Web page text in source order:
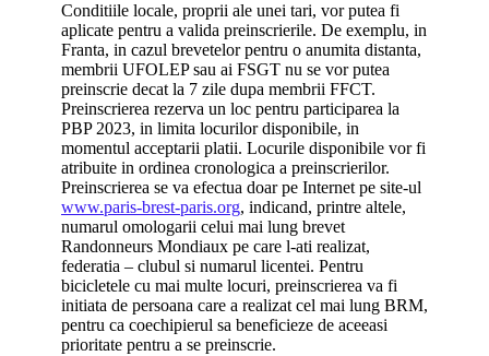
Conditiile locale, proprii ale unei tari, vor putea fi
aplicate pentru a valida preinscrierile. De exemplu, in
Franta, in cazul brevetelor pentru o anumita distanta,
membrii UFOLEP sau ai FSGT nu se vor putea
preinscrie decat la 7 zile dupa membrii FFCT.
Preinscrierea rezerva un loc pentru participarea la
PBP 2023, in limita locurilor disponibile, in
momentul acceptarii platii. Locurile disponibile vor fi
atribuite in ordinea cronologica a preinscrierilor.
Preinscrierea se va efectua doar pe Internet pe site-ul
www.paris-brest-paris.org, indicand, printre altele,
numarul omologarii celui mai lung brevet
Randonneurs Mondiaux pe care l-ati realizat,
federatia – clubul si numarul licentei. Pentru
bicicletele cu mai multe locuri, preinscrierea va fi
initiata de persoana care a realizat cel mai lung BRM,
pentru ca coechipierul sa beneficieze de aceeasi
prioritate pentru a se preinscrie.